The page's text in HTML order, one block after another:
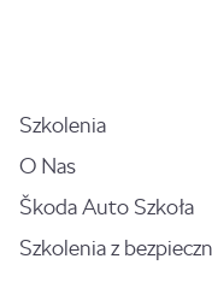
Szkolenia
O Nas
Škoda Auto Szkoła
Szkolenia z